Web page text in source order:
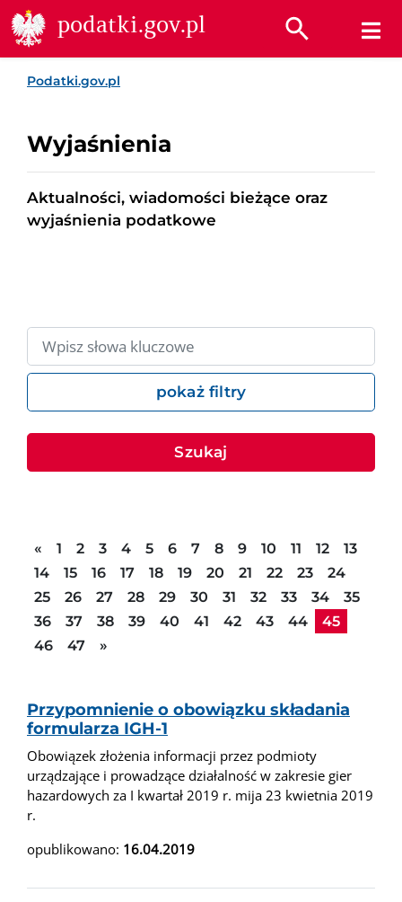
Przejdź do treści
Przejdź do wyszukiwarki
Przejdź do stopki
podatki.gov.pl
Podatki.gov.pl
Wyjaśnienia
Aktualności, wiadomości bieżące oraz
wyjaśnienia podatkowe
pokaż filtry
Szukaj
« Poprzednia strona
1 2 3 4 5 6 7 8 9 10 11 12
13
14
15 16 17 18 19 20 21 22 23
24
25
26 27 28 29 30 31 32 33 34
35
36
37 38 39 40 41 42 43 44
45
46
47 »
Przypomnienie o obowiązku składania
formularza IGH-1
Obowiązek złożenia informacji przez podmioty
urządzające i prowadzące działalność w zakresie gier
hazardowych za I kwartał 2019 r. mija 23 kwietnia 2019
r.
opublikowano: 16.04.2019